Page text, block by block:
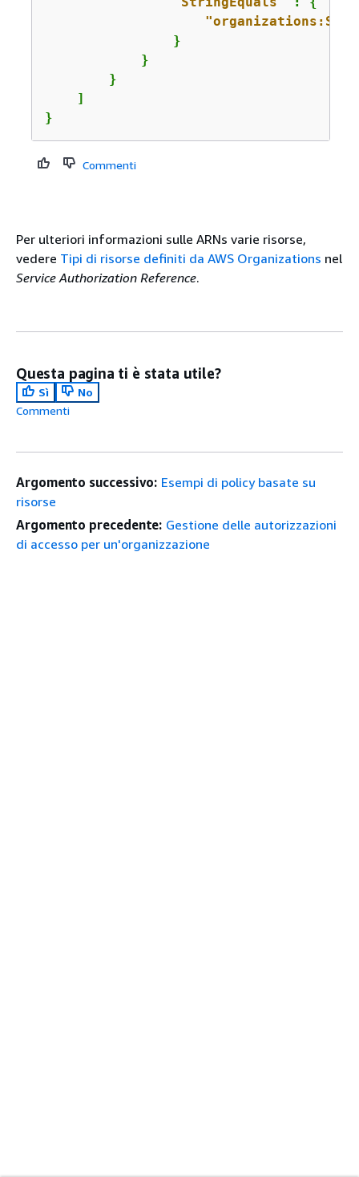
                }
            }
        }
    ]
}
Commenti
Per ulteriori informazioni sulle ARNs varie risorse,
vedere Tipi di risorse definiti da AWS Organizations nel
Service Authorization Reference.
Questa pagina ti è stata utile?
Sì
No
Commenti
Argomento successivo: Esempi di policy basate su
risorse
Argomento precedente: Gestione delle autorizzazioni
di accesso per un'organizzazione